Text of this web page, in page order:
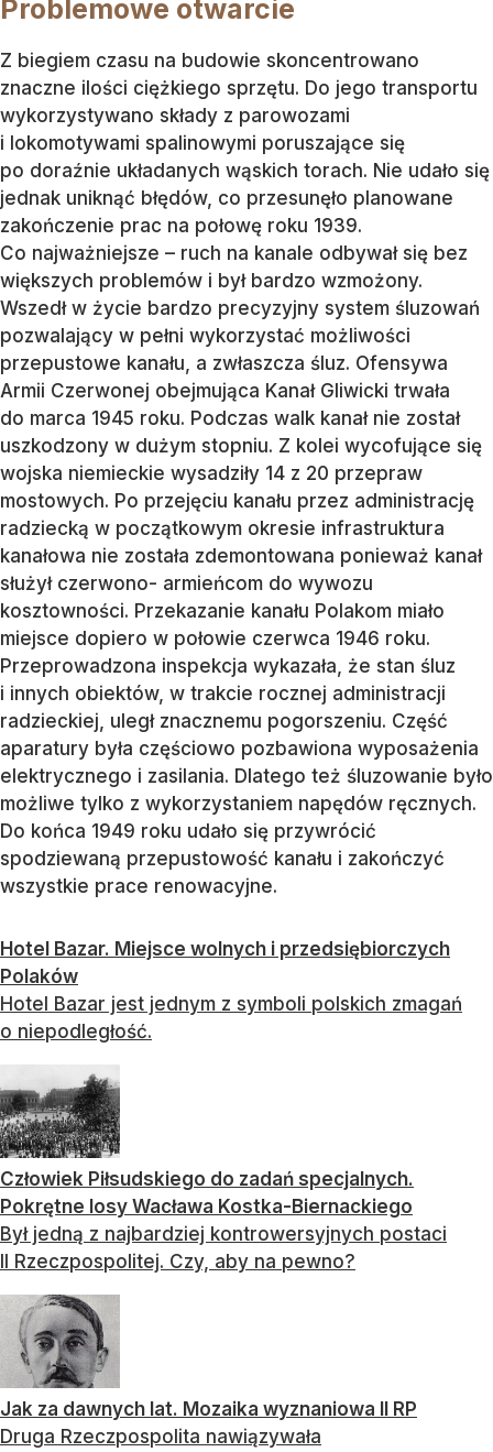
Problemowe otwarcie
Z biegiem czasu na budowie skoncentrowano
znaczne ilości ciężkiego sprzętu. Do jego transportu
wykorzystywano składy z parowozami
i lokomotywami spalinowymi poruszające się
po doraźnie układanych wąskich torach. Nie udało się
jednak uniknąć błędów, co przesunęło planowane
zakończenie prac na połowę roku 1939.
Co najważniejsze – ruch na kanale odbywał się bez
większych problemów i był bardzo wzmożony.
Wszedł w życie bardzo precyzyjny system śluzowań
pozwalający w pełni wykorzystać możliwości
przepustowe kanału, a zwłaszcza śluz. Ofensywa
Armii Czerwonej obejmująca Kanał Gliwicki trwała
do marca 1945 roku. Podczas walk kanał nie został
uszkodzony w dużym stopniu. Z kolei wycofujące się
wojska niemieckie wysadziły 14 z 20 przepraw
mostowych. Po przejęciu kanału przez administrację
radziecką w początkowym okresie infrastruktura
kanałowa nie została zdemontowana ponieważ kanał
służył czerwono- armieńcom do wywozu
kosztowności. Przekazanie kanału Polakom miało
miejsce dopiero w połowie czerwca 1946 roku.
Przeprowadzona inspekcja wykazała, że stan śluz
i innych obiektów, w trakcie rocznej administracji
radzieckiej, uległ znacznemu pogorszeniu. Część
aparatury była częściowo pozbawiona wyposażenia
elektrycznego i zasilania. Dlatego też śluzowanie było
możliwe tylko z wykorzystaniem napędów ręcznych.
Do końca 1949 roku udało się przywrócić
spodziewaną przepustowość kanału i zakończyć
wszystkie prace renowacyjne.
Hotel Bazar. Miejsce wolnych i przedsiębiorczych
Polaków
Hotel Bazar jest jednym z symboli polskich zmagań
o niepodległość.
Człowiek Piłsudskiego do zadań specjalnych.
Pokrętne losy Wacława Kostka-Biernackiego
Był jedną z najbardziej kontrowersyjnych postaci
II Rzeczpospolitej. Czy, aby na pewno?
Jak za dawnych lat. Mozaika wyznaniowa II RP
Druga Rzeczpospolita nawiązywała